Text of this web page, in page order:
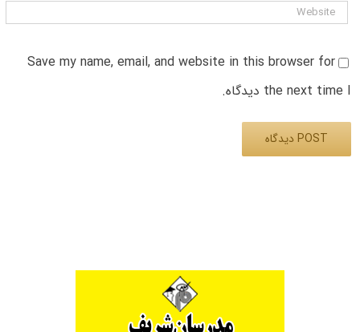
Save my name, email, and website in this browser for
the next time I دیدگاه.